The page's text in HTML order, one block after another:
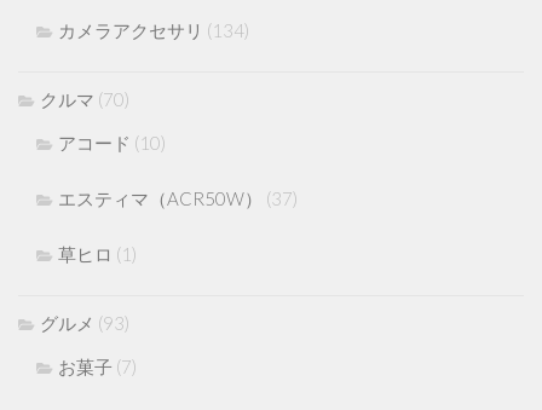
カメラアクセサリ (134)
クルマ (70)
アコード (10)
エスティマ（ACR50W） (37)
草ヒロ (1)
グルメ (93)
お菓子 (7)